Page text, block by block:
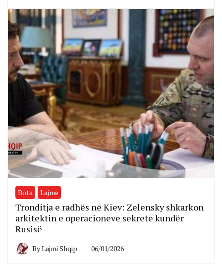
Bota Lajme
Tronditja e radhës në Kiev: Zelensky shkarkon
arkitektin e operacioneve sekrete kundër
Rusisë
ByLajmi Shqip 06/01/2026